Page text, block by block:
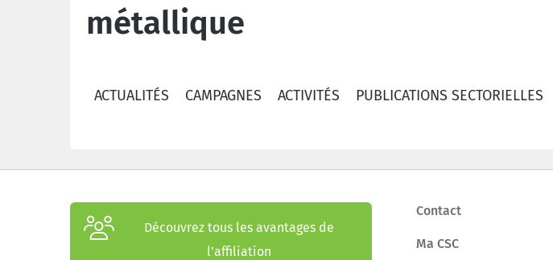
métallique
ACTUALITÉS CAMPAGNES ACTIVITÉS PUBLICATIONS SECTORIELLES
Découvrez tous les avantages de
l’affiliation
Contact
Ma CSC